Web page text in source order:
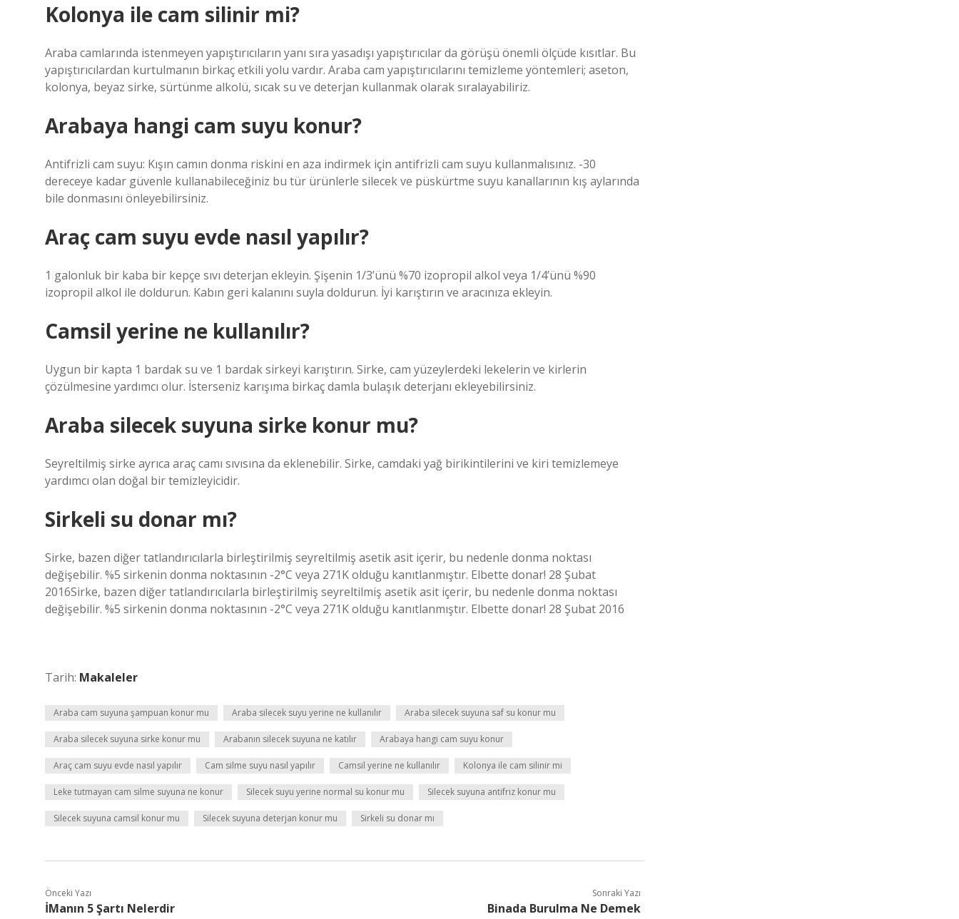
Kolonya ile cam silinir mi?
Araba camlarında istenmeyen yapıştırıcıların yanı sıra yasadışı yapıştırıcılar da görüşü önemli ölçüde kısıtlar. Bu
yapıştırıcılardan kurtulmanın birkaç etkili yolu vardır. Araba cam yapıştırıcılarını temizleme yöntemleri; aseton,
kolonya, beyaz sirke, sürtünme alkolü, sıcak su ve deterjan kullanmak olarak sıralayabiliriz.
Arabaya hangi cam suyu konur?
Antifrizli cam suyu: Kışın camın donma riskini en aza indirmek için antifrizli cam suyu kullanmalısınız. -30
dereceye kadar güvenle kullanabileceğiniz bu tür ürünlerle silecek ve püskürtme suyu kanallarının kış aylarında
bile donmasını önleyebilirsiniz.
Araç cam suyu evde nasıl yapılır?
1 galonluk bir kaba bir kepçe sıvı deterjan ekleyin. Şişenin 1/3’ünü %70 izopropil alkol veya 1/4’ünü %90
izopropil alkol ile doldurun. Kabın geri kalanını suyla doldurun. İyi karıştırın ve aracınıza ekleyin.
Camsil yerine ne kullanılır?
Uygun bir kapta 1 bardak su ve 1 bardak sirkeyi karıştırın. Sirke, cam yüzeylerdeki lekelerin ve kirlerin
çözülmesine yardımcı olur. İsterseniz karışıma birkaç damla bulaşık deterjanı ekleyebilirsiniz.
Araba silecek suyuna sirke konur mu?
Seyreltilmiş sirke ayrıca araç camı sıvısına da eklenebilir. Sirke, camdaki yağ birikintilerini ve kiri temizlemeye
yardımcı olan doğal bir temizleyicidir.
Sirkeli su donar mı?
Sirke, bazen diğer tatlandırıcılarla birleştirilmiş seyreltilmiş asetik asit içerir, bu nedenle donma noktası
değişebilir. %5 sirkenin donma noktasının -2°C veya 271K olduğu kanıtlanmıştır. Elbette donar! 28 Şubat
2016Sirke, bazen diğer tatlandırıcılarla birleştirilmiş seyreltilmiş asetik asit içerir, bu nedenle donma noktası
değişebilir. %5 sirkenin donma noktasının -2°C veya 271K olduğu kanıtlanmıştır. Elbette donar! 28 Şubat 2016
Tarih: Makaleler
Araba cam suyuna şampuan konur mu Araba silecek suyu yerine ne kullanılır Araba silecek suyuna saf su konur mu
Araba silecek suyuna sirke konur mu Arabanın silecek suyuna ne katılır Arabaya hangi cam suyu konur
Araç cam suyu evde nasıl yapılır Cam silme suyu nasıl yapılır Camsil yerine ne kullanılır Kolonya ile cam silinir mi
Leke tutmayan cam silme suyuna ne konur Silecek suyu yerine normal su konur mu Silecek suyuna antifriz konur mu
Silecek suyuna camsil konur mu Silecek suyuna deterjan konur mu Sirkeli su donar mı
Önceki Yazı
İManın 5 Şartı Nelerdir
Sonraki Yazı
Binada Burulma Ne Demek